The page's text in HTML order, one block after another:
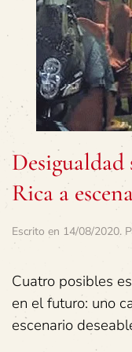
Desigualdad
Rica a
Escrito en 14/08/2020.
Cuatro posibles
en el futuro: uno
escenario